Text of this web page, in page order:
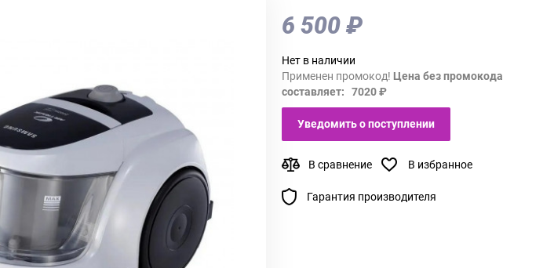
6 500 ₽
Нет в наличии
Применен промокод! Цена без промокода
составляет: 7020 ₽
Уведомить о поступлении
В сравнение В избранное
Гарантия производителя